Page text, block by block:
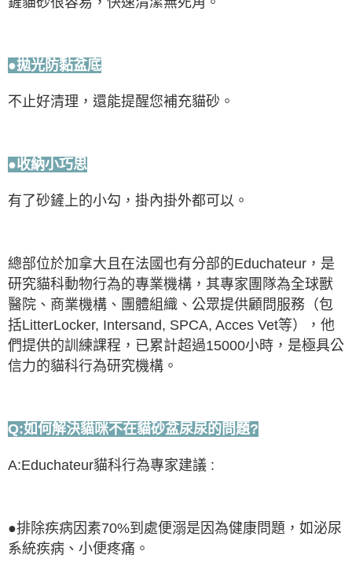
●拋光防黏盆底
不止好清理，還能提醒您補充貓砂。
●收納小巧思
有了砂鏟上的小勾，掛內掛外都可以。
總部位於加拿大且在法國也有分部的Educhateur，是
研究貓科動物行為的專業機構，其專家團隊為全球獸
醫院、商業機構、團體組織、公眾提供顧問服務（包
括LitterLocker, Intersand, SPCA, Acces Vet等），他
們提供的訓練課程，已累計超過15000小時，是極具公
信力的貓科行為研究機構。
Q:如何解決貓咪不在貓砂盆尿尿的問題?
A:Educhateur貓科行為專家建議 :
●排除疾病因素70%到處便溺是因為健康問題，如泌尿
系統疾病、小便疼痛。